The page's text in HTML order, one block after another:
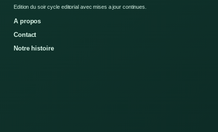
Edition du soir cycle editorial avec mises a jour continues.
A propos
Contact
Notre histoire